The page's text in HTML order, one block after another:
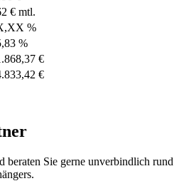
€ mtl.
%
%
€
€
beraten Sie gerne unverbindlich rund